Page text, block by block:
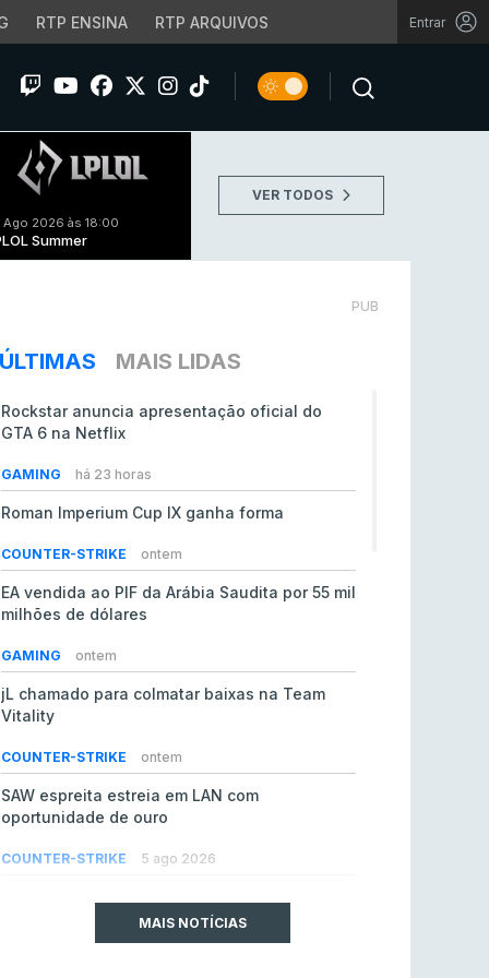
RTP ENSINA RTP ARQUIVOS Entrar
Ago 2026 às 18:00
Summer
VER TODOS
PUB
ÚLTIMAS MAIS LIDAS
Rockstar anuncia apresentação oficial do
GTA 6 na Netflix
GAMING há 23 horas
Roman Imperium Cup IX ganha forma
COUNTER-STRIKE ontem
EA vendida ao PIF da Arábia Saudita por 55 mil
milhões de dólares
GAMING ontem
jL chamado para colmatar baixas na Team
Vitality
COUNTER-STRIKE ontem
SAW espreita estreia em LAN com
oportunidade de ouro
COUNTER-STRIKE 5 ago 2026
do Counter-Strike 2MAIS NOTÍCIAS